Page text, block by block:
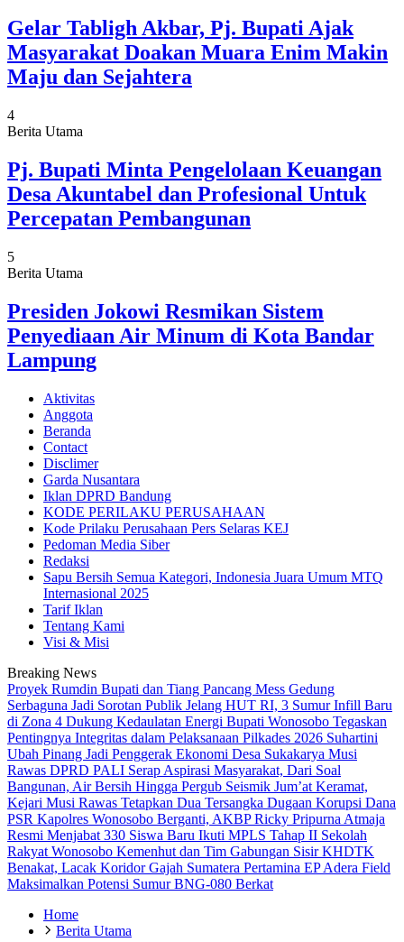
Gelar Tabligh Akbar, Pj. Bupati Ajak
Masyarakat Doakan Muara Enim Makin
Maju dan Sejahtera
4
Berita Utama
Pj. Bupati Minta Pengelolaan Keuangan
Desa Akuntabel dan Profesional Untuk
Percepatan Pembangunan
5
Berita Utama
Presiden Jokowi Resmikan Sistem
Penyediaan Air Minum di Kota Bandar
Lampung
Aktivitas
Anggota
Beranda
Contact
Disclimer
Garda Nusantara
Iklan DPRD Bandung
KODE PERILAKU PERUSAHAAN
Kode Prilaku Perusahaan Pers Selaras KEJ
Pedoman Media Siber
Redaksi
Sapu Bersih Semua Kategori, Indonesia Juara Umum MTQ
Internasional 2025
Tarif Iklan
Tentang Kami
Visi & Misi
Breaking News
Proyek Rumdin Bupati dan Tiang Pancang Mess Gedung
Serbaguna Jadi Sorotan Publik Jelang HUT RI, 3 Sumur Infill Baru
di Zona 4 Dukung Kedaulatan Energi Bupati Wonosobo Tegaskan
Pentingnya Integritas dalam Pelaksanaan Pilkades 2026 Suhartini
Ubah Pinang Jadi Penggerak Ekonomi Desa Sukakarya Musi
Rawas DPRD PALI Serap Aspirasi Masyarakat, Dari Soal
Bangunan, Air Bersih Hingga Pergub Seismik Jum’at Keramat,
Kejari Musi Rawas Tetapkan Dua Tersangka Dugaan Korupsi Dana
PSR Kapolres Wonosobo Berganti, AKBP Ricky Pripurna Atmaja
Resmi Menjabat 330 Siswa Baru Ikuti MPLS Tahap II Sekolah
Rakyat Wonosobo Kemenhut dan Tim Gabungan Sisir KHDTK
Benakat, Lacak Koridor Gajah Sumatera Pertamina EP Adera Field
Maksimalkan Potensi Sumur BNG-080 Berkat
Home
Berita Utama